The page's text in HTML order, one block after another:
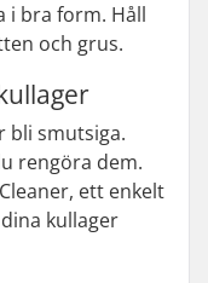
i bra form. Håll
och grus.
bli smutsiga.
rengöra dem.
ett enkelt
kullager